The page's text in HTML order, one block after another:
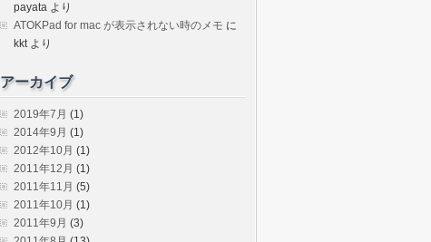
payata より
ATOKPad for mac が表示されない時のメモ に
kktより
アーカイブ
2019年7月 (1)
2014年9月 (1)
2012年10月 (1)
2011年12月 (1)
2011年11月 (5)
2011年10月 (1)
2011年9月 (3)